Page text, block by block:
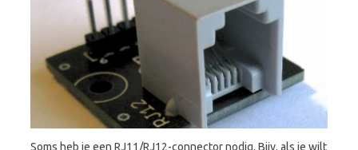
Soms heb je een RJ11/RJ12-connector nodig. Bijv. als je wilt